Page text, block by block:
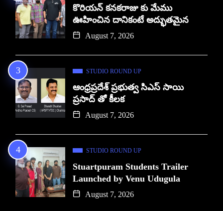
కొరియన్ కనకరాజు కు మేము
ఊహించిన దానికంటే అద్భుతమైన
August 7, 2026
STUDIO ROUND UP
ఆంధ్రప్రదేశ్ ప్రభుత్వ సిఎస్ సాయి
ప్రసాద్ తో కీలక
August 7, 2026
STUDIO ROUND UP
Stuartpuram Students Trailer
Launched by Venu Udugula
August 7, 2026